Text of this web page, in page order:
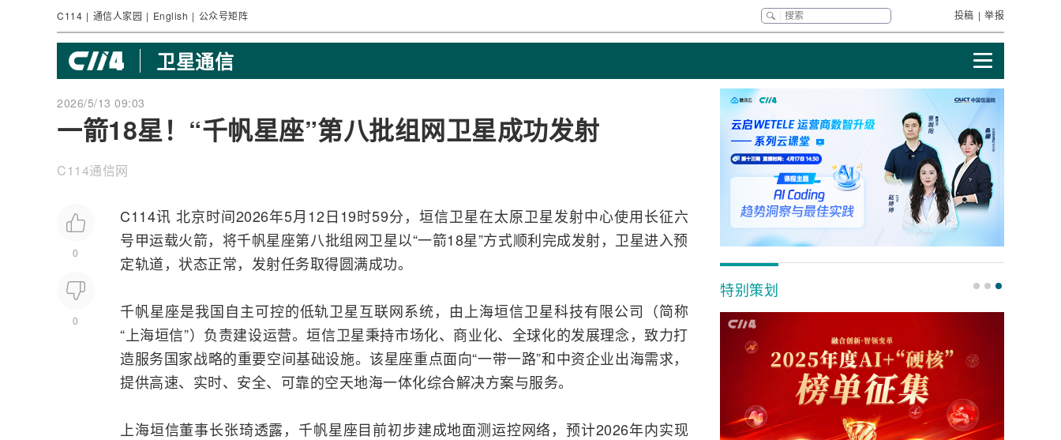
C114 | 通信人家园 | English | 公众号矩阵 投稿 | 举报
卫星通信
2026/5/13 09:03
一箭18星！“千帆星座”第八批组网卫星成功发射
C114通信网
0
0
C114讯 北京时间2026年5月12日19时59分，垣信卫星在太原卫星发射中心使用长征六
号甲运载火箭，将千帆星座第八批组网卫星以“一箭18星”方式顺利完成发射，卫星进入预
定轨道，状态正常，发射任务取得圆满成功。
千帆星座是我国自主可控的低轨卫星互联网系统，由上海垣信卫星科技有限公司（简称
“上海垣信”）负责建设运营。垣信卫星秉持市场化、商业化、全球化的发展理念，致力打
造服务国家战略的重要空间基础设施。该星座重点面向“一带一路”和中资企业出海需求，
提供高速、实时、安全、可靠的空天地海一体化综合解决方案与服务。
上海垣信董事长张琦透露，千帆星座目前初步建成地面测运控网络，预计2026年内实现
特别策划